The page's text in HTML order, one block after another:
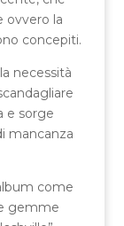
ovvero la
concepiti.
necessità
e sorge
mancanza
come
gemme